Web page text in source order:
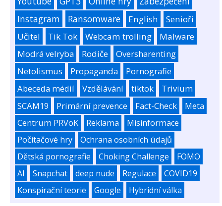
Instagram
Ransomware English
Senioři
Učitel
Tik Tok Webcam trolling
Malware
Modrá velryba
Rodiče
Oversharenting
Netolismus
Propaganda
Pornografie
Abeceda médií
Vzdělávání tiktok
Trivium
SCAM19
Primární prevence Fact-Check
Meta
Centrum PRVoK
Reklama
Misinformace
Počítačové hry
Ochrana osobních údajů
Dětská pornografie
Choking Challenge
FOMO
AI
Snapchat deep nude Regulace
COVID19
Konspirační teorie
Google Hybridní válka